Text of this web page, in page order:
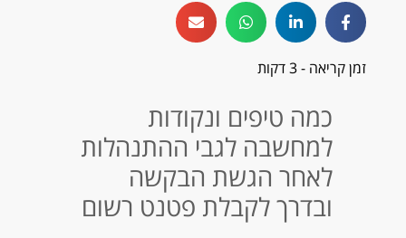
זמן קריאה - 3 דקות
כמה טיפים ונקודות
למחשבה לגבי ההתנהלות
לאחר הגשת הבקשה
ובדרך לקבלת פטנט רשום